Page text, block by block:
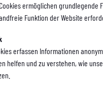
ermöglichen grundlegende
Funktion der Website
erfassen Informationen
helfen und zu verstehen, wie
Anfahrt